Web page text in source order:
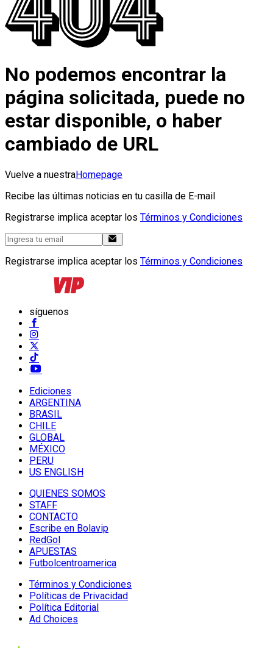
No podemos encontrar la
página solicitada, puede no
estar disponible, o haber
cambiado de URL
Vuelve a nuestraHomepage
Recibe las últimas noticias en tu casilla de E-mail
Registrarse implica aceptar los Términos y Condiciones
Registrarse implica aceptar los Términos y Condiciones
síguenos
Ediciones
ARGENTINA
BRASIL
CHILE
GLOBAL
MÉXICO
PERU
US ENGLISH
QUIENES SOMOS
STAFF
CONTACTO
Escribe en Bolavip
RedGol
APUESTAS
Futbolcentroamerica
Términos y Condiciones
Políticas de Privacidad
Política Editorial
Ad Choices